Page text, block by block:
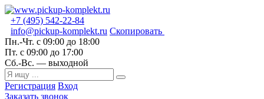
+7 (495) 542-22-84
info@pickup-komplekt.ru Скопировать
Пн.-Чт. с 09:00 до 18:00
Пт. с 09:00 до 17:00
Сб.-Вс. — выходной
Регистрация Вход
Заказать звонок